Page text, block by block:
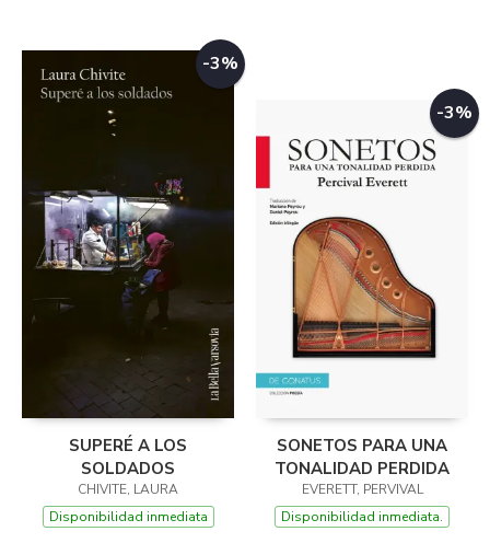
-3%
SUPERÉ A LOS
SOLDADOS
CHIVITE, LAURA
Disponibilidad inmediata
-3%
SONETOS PARA UNA
TONALIDAD PERDIDA
EVERETT, PERVIVAL
Disponibilidad inmediata.